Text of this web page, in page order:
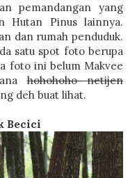
pemandangan yang
Hutan Pinus lainnya.
dan rumah penduduk.
satu spot foto berupa
foto ini belum Makvee
hohohoho netijen
deh buat lihat.
Becici